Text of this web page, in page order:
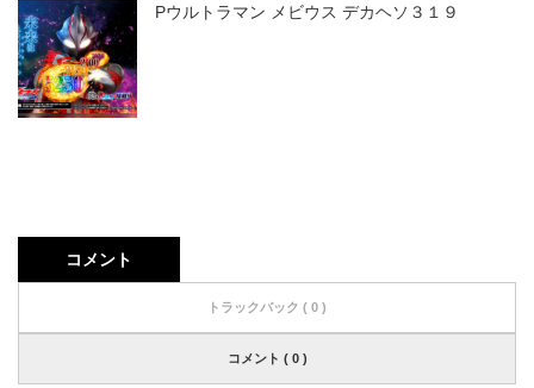
Pウルトラマン メビウス デカヘソ３１９
コメント
トラックバック ( 0 )
コメント ( 0 )